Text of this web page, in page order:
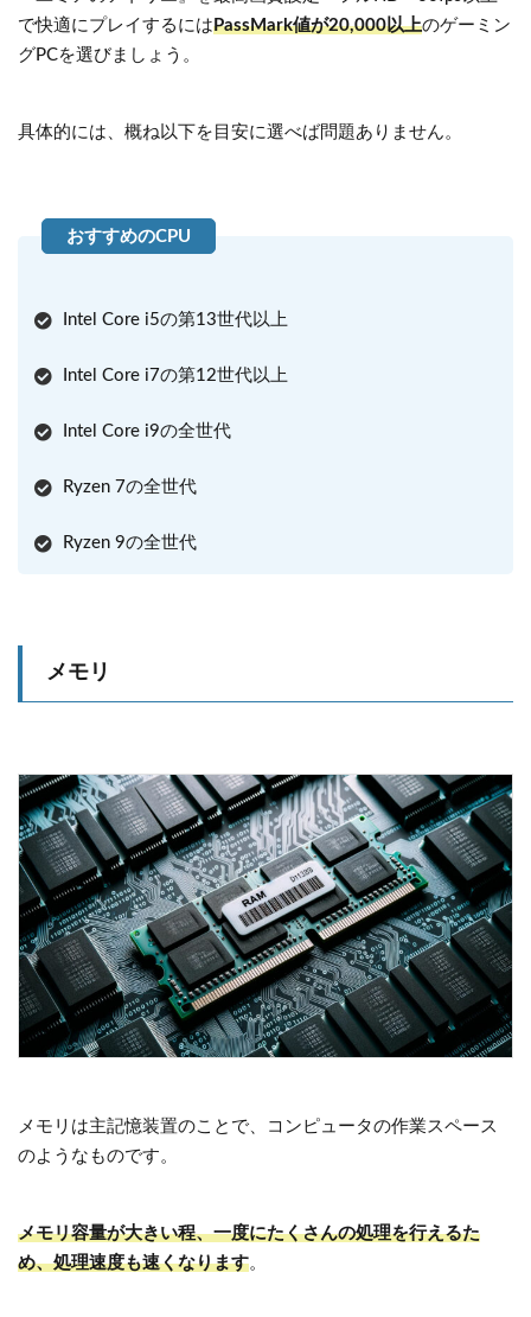
で快適にプレイするにはPassMark値が20,000以上のゲーミン
グPCを選びましょう。
具体的には、概ね以下を目安に選べば問題ありません。
Intel Core i5の第13世代以上
Intel Core i7の第12世代以上
Intel Core i9の全世代
Ryzen 7の全世代
Ryzen 9の全世代
メモリ
メモリは主記憶装置のことで、コンピュータの作業スペース
のようなものです。
メモリ容量が大きい程、一度にたくさんの処理を行えるた
め、処理速度も速くなります。